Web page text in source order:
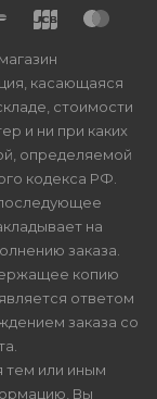
касающаяся
стоимости
и ни при каких
определяемой
кодекса РФ.
последующее
на
заказа.
копию
ответом
заказа со
тем или иным
Вы